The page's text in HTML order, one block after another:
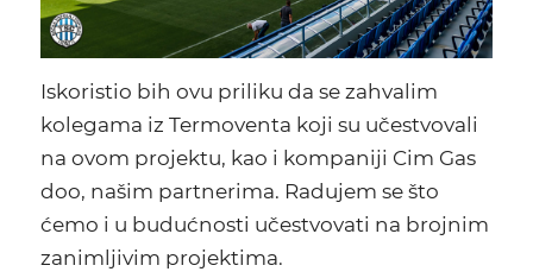
Iskoristio bih ovu priliku da se zahvalim
kolegama iz Termoventa koji su učestvovali
na ovom projektu, kao i kompaniji Cim Gas
doo, našim partnerima. Radujem se što
ćemo i u budućnosti učestvovati na brojnim
zanimljivim projektima.